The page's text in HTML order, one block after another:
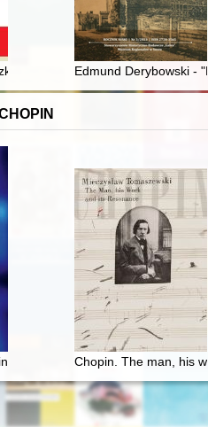
terenie Warmii i Mazur (1995-
posiedzeń naukowych w roku
Zawodowego Farmaceutów
Edmund Derybowski -
Materiały z sesji naukowej 21-
Chopin. The man, his